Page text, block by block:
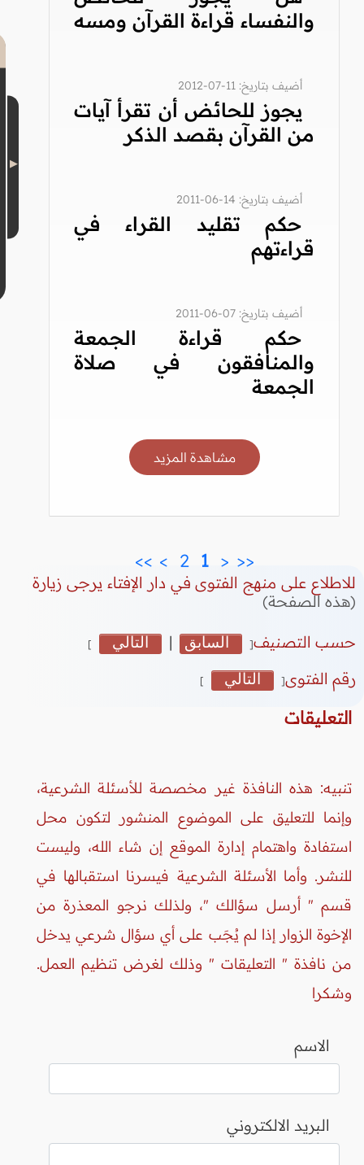
والنفساء قراءة القرآن ومسه
أضيف بتاريخ: 11-07-2012
يجوز للحائض أن تقرأ آيات
من القرآن بقصد الذكر
أضيف بتاريخ: 14-06-2011
حكم تقليد القراء في
قراءتهم
أضيف بتاريخ: 07-06-2011
حكم قراءة الجمعة
والمنافقون في صلاة
الجمعة
مشاهدة المزيد
<<
<
1
2
>
>>
للاطلاع على منهج الفتوى في دار الإفتاء يرجى زيارة
(هذه الصفحة)
حسب التصنيف[ السابق | التالي ]
رقم الفتوى[ التالي ]
التعليقات
تنبيه: هذه النافذة غير مخصصة للأسئلة الشرعية،
وإنما للتعليق على الموضوع المنشور لتكون محل
استفادة واهتمام إدارة الموقع إن شاء الله، وليست
للنشر. وأما الأسئلة الشرعية فيسرنا استقبالها في
قسم " أرسل سؤالك "، ولذلك نرجو المعذرة من
الإخوة الزوار إذا لم يُجَب على أي سؤال شرعي يدخل
من نافذة " التعليقات " وذلك لغرض تنظيم العمل.
وشكرا
الاسم
البريد الالكتروني